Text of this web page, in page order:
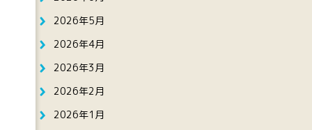
2026年5月
2026年4月
2026年3月
2026年2月
2026年1月